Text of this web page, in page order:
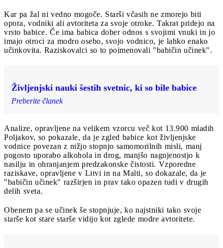
Kar pa žal ni vedno mogoče. Starši včasih ne zmorejo biti
opora, vodniki ali avtoriteta za svoje otroke. Takrat pridejo na
vrsto babice. Če ima babica dober odnos s svojimi vnuki in jo
imajo otroci za modro osebo, svojo vodnico, je lahko enako
učinkovita. Raziskovalci so to poimenovali "babičin učinek".
Življenjski nauki šestih svetnic, ki so bile babice
Preberite članek
Analize, opravljene na velikem vzorcu več kot 13.900 mladih
Poljakov, so pokazale, da je zgled babice kot življenjske
vodnice povezan z nižjo stopnjo samomorilnih misli, manj
pogosto uporabo alkohola in drog, manjšo nagnjenostjo k
nasilju in ohranjanjem predzakonske čistosti. Vzporedne
raziskave, opravljene v Litvi in na Malti, so dokazale, da je
"babičin učinek" razširjen in prav tako opazen tudi v drugih
delih sveta.
Obenem pa se učinek še stopnjuje, ko najstniki tako svoje
starše kot stare starše vidijo kot zglede modre avtoritete.